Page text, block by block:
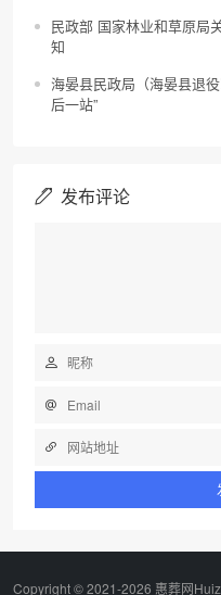
民政部 国家林业和草原局
知
海晏县民政局（海晏县退
后一站”
发布评论
Copyright © 2021-2026 惠葬网